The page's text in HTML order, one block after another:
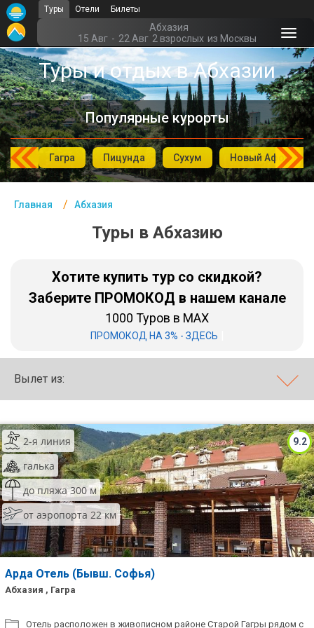
Туры Отели Билеты
Абхазия
15 Авг - 22 Авг 2 взрослых из Москвы
Туры и отдых в Абхазии
Популярные курорты
Гагра Пицунда Сухум Новый Афон
Главная Абхазия
Туры в Абхазию
Хотите купить тур со скидкой?
Заберите ПРОМОКОД в нашем канале
1000 Туров в MAX
ПРОМОКОД НА 3% - ЗДЕСЬ
Вылет из:
9.2
2-я линия
галька
до пляжа 300 м
от аэропорта 22 км
Арда Отель (Бывш. Софья)
Абхазия , Гагра
Отель расположен в живописном районе Старой Гагры рядом с
Главная
Абхазия - Курорты
Офис г. Москва
Помощь
Подборки отелей
Турция
Северный Гоа
Южный Гоа
Занзибар
Абхазия
Большой Сочи
Экскурсионные туры
VIP отели 5 звезд